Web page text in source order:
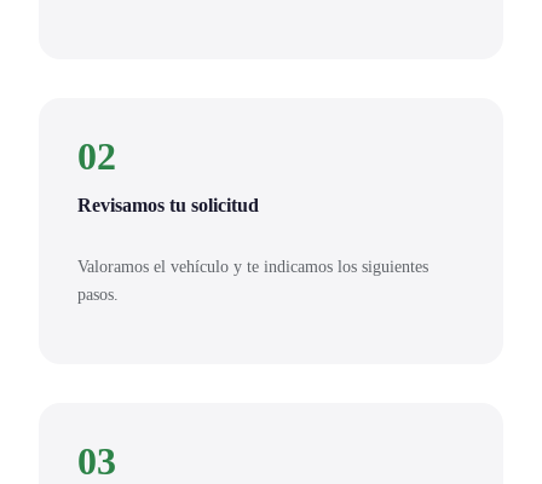
02
Revisamos tu solicitud
Valoramos el vehículo y te indicamos los siguientes
pasos.
03